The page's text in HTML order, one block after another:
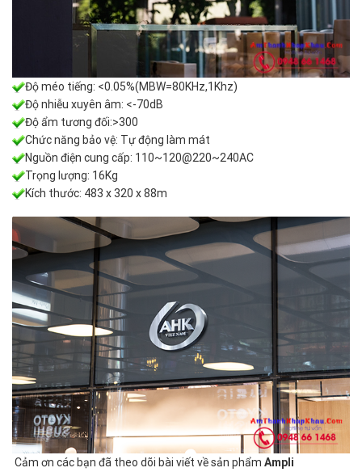
Độ méo tiếng: <0.05%(MBW=80KHz,1Khz)
Độ nhiễu xuyên âm: <-70dB
Độ ẩm tương đối:>300
Chức năng bảo vệ: Tự động làm mát
Nguồn điện cung cấp: 110~120@220~240AC
Trọng lượng: 16Kg
Kích thước: 483 x 320 x 88m
Cảm ơn các bạn đã theo dõi bài viết về sản phẩm Ampli